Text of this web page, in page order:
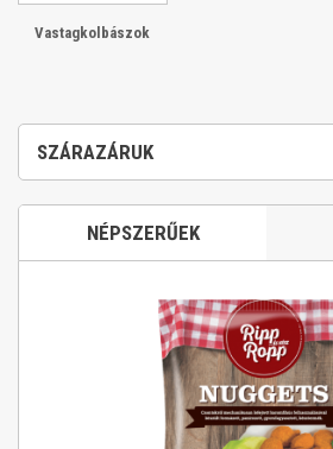
SZÁRAZÁRUK
NÉPSZERŰEK
Vastagkolbászok